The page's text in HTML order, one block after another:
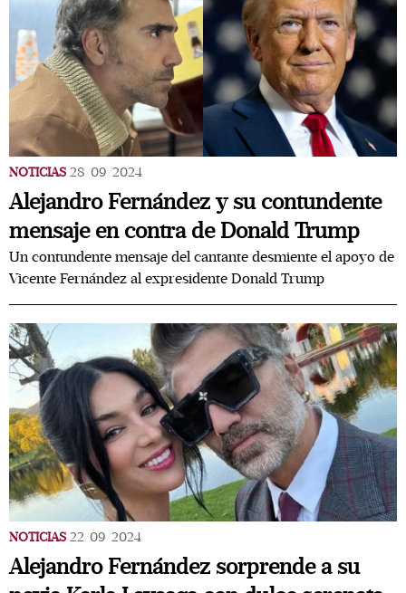
NOTICIAS 28/09/2024
Alejandro Fernández y su contundente
mensaje en contra de Donald Trump
Un contundente mensaje del cantante desmiente el apoyo de
Vicente Fernández al expresidente Donald Trump
NOTICIAS 22/09/2024
Alejandro Fernández sorprende a su